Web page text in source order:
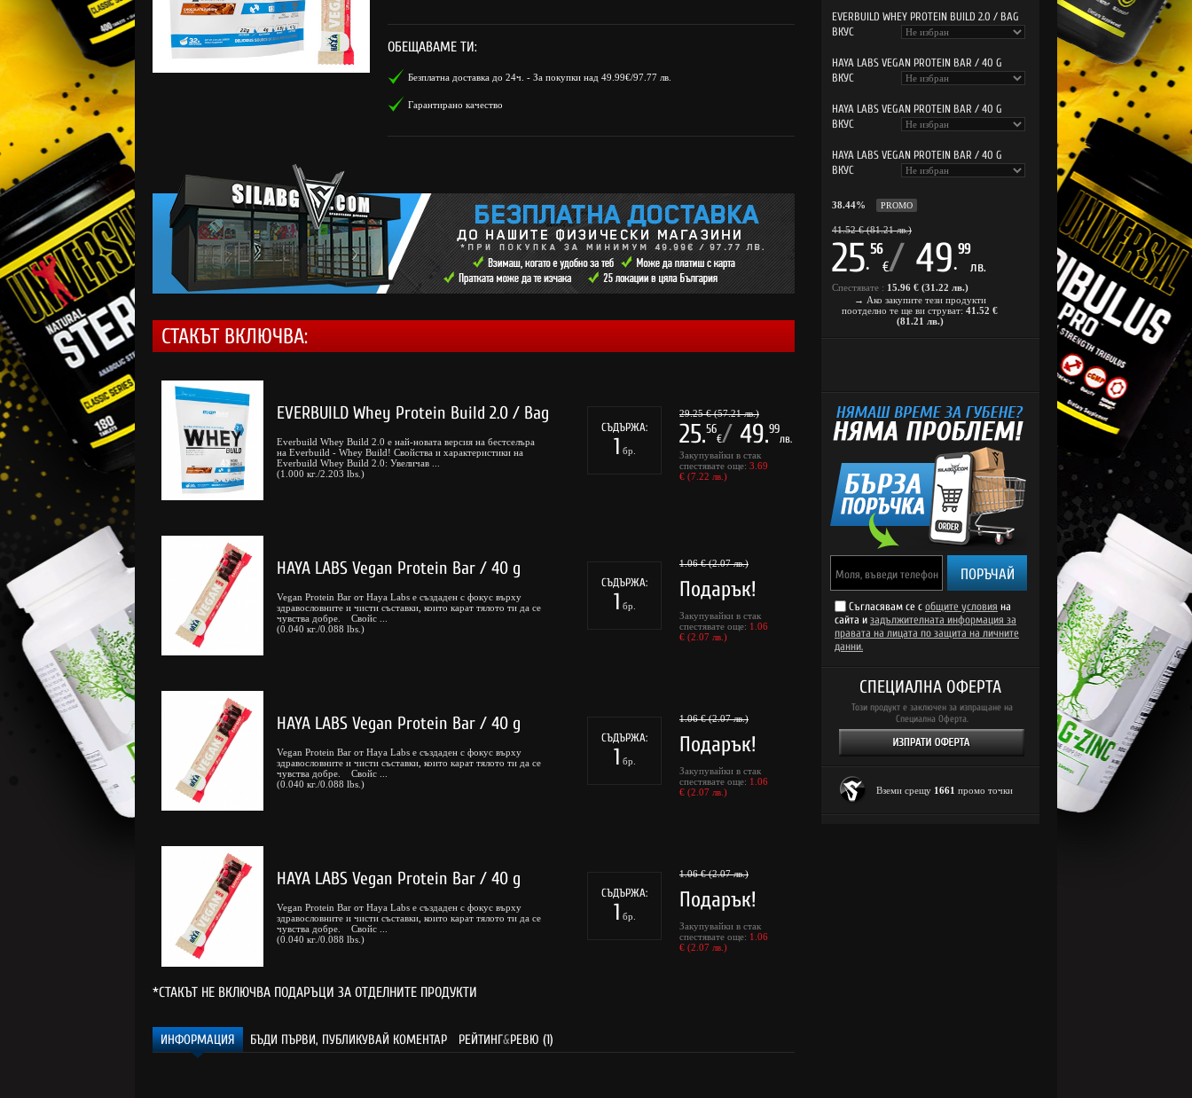
ОБЕЩАВАМЕ ТИ:
Безплатна доставка до 24ч. - За покупки над 49.99€/97.77 лв.
Гарантирано качество
СТАКЪТ ВКЛЮЧВА:
EVERBUILD Whey Protein Build 2.0 / Bag
Everbuild Whey Build 2.0 е най-новата версия на бестселъра
на Everbuild - Whey Build! Свойства и характеристики на
Everbuild Whey Build 2.0: Увеличав ...
(1.000 кг./2.203 lbs.)
СЪДЪРЖА:
1 бр.
29.25 € (57.21 лв.)
25.56
€/ 49.99
лв.
Закупувайки в стак
спестявате още: 3.69
€ (7.22 лв.)
HAYA LABS Vegan Protein Bar / 40 g
Vegan Protein Bar от Haya Labs е създаден с фокус върху
здравословните и чисти съставки, които карат тялото ти да се
чувства добре. Свойс ...
(0.040 кг./0.088 lbs.)
СЪДЪРЖА:
1 бр.
1.06 € (2.07 лв.)
Подарък!
Закупувайки в стак
спестявате още: 1.06
€ (2.07 лв.)
HAYA LABS Vegan Protein Bar / 40 g
Vegan Protein Bar от Haya Labs е създаден с фокус върху
здравословните и чисти съставки, които карат тялото ти да се
чувства добре. Свойс ...
(0.040 кг./0.088 lbs.)
СЪДЪРЖА:
1 бр.
1.06 € (2.07 лв.)
Подарък!
Закупувайки в стак
спестявате още: 1.06
€ (2.07 лв.)
HAYA LABS Vegan Protein Bar / 40 g
Vegan Protein Bar от Haya Labs е създаден с фокус върху
здравословните и чисти съставки, които карат тялото ти да се
чувства добре. Свойс ...
(0.040 кг./0.088 lbs.)
СЪДЪРЖА:
1 бр.
1.06 € (2.07 лв.)
Подарък!
Закупувайки в стак
спестявате още: 1.06
€ (2.07 лв.)
*СТАКЪТ НЕ ВКЛЮЧВА ПОДАРЪЦИ ЗА ОТДЕЛНИТЕ ПРОДУКТИ
ИНФОРМАЦИЯ БЪДИ ПЪРВИ, ПУБЛИКУВАЙ КОМЕНТАР РЕЙТИНГ&РЕВЮ (1)
EVERBUILD WHEY PROTEIN BUILD 2.0 / BAG
ВКУС
HAYA LABS VEGAN PROTEIN BAR / 40 G
ВКУС
HAYA LABS VEGAN PROTEIN BAR / 40 G
ВКУС
HAYA LABS VEGAN PROTEIN BAR / 40 G
ВКУС
38.44% PROMO
41.52 € (81.21 лв.)
25.
56
€/ 49.
99
лв.
Спестявате : 15.96 € (31.22 лв.)
→ Ако закупите тези продукти
поотделно те ще ви струват: 41.52 €
(81.21 лв.)
ПОРЪЧАЙ
Съгласявам се с общите условия на
сайта и задължителната информация за
правата на лицата по защита на личните
данни.
СПЕЦИАЛНА ОФЕРТА
Този продукт е заключен за изпращане на
Специална Оферта.
Вземи срещу 1661 промо точки